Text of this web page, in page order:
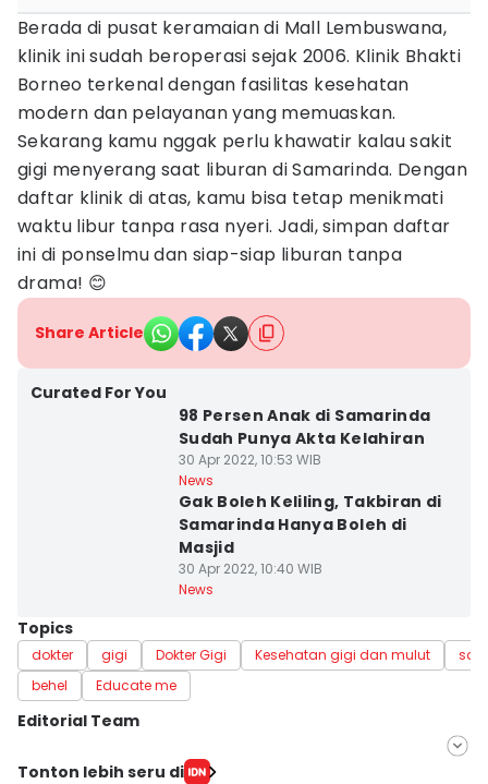
Berada di pusat keramaian di Mall Lembuswana,
klinik ini sudah beroperasi sejak 2006. Klinik Bhakti
Borneo terkenal dengan fasilitas kesehatan
modern dan pelayanan yang memuaskan.
Sekarang kamu nggak perlu khawatir kalau sakit
gigi menyerang saat liburan di Samarinda. Dengan
daftar klinik di atas, kamu bisa tetap menikmati
waktu libur tanpa rasa nyeri. Jadi, simpan daftar
ini di ponselmu dan siap-siap liburan tanpa
drama! 😊
Share Article
Curated For You
98 Persen Anak di Samarinda
Sudah Punya Akta Kelahiran
30 Apr 2022, 10:53 WIB
News
Gak Boleh Keliling, Takbiran di
Samarinda Hanya Boleh di
Masjid
30 Apr 2022, 10:40 WIB
News
Topics
dokter gigi Dokter Gigi Kesehatan gigi dan mulut
behel
Educate me
Editorial Team
Editor
Tonton lebih seru di